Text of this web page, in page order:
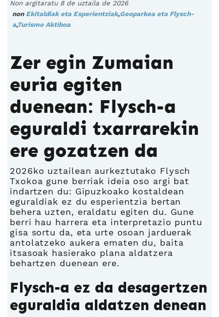
Non argitaratu 8 de uztaila de 2026
non Ekitaldiak eta Esperientziak,Geoparkea eta Flysch-
a,Turismo Aktiboa
Zer egin Zumaian
euria egiten
duenean: Flysch-a
eguraldi txarrarekin
ere gozatzen da
2026ko uztailean aurkeztutako Flysch
Txokoa gune berriak ideia oso argi bat
indartzen du: Gipuzkoako kostaldean
eguraldiak ez du esperientzia bertan
behera uzten, eraldatu egiten du. Gune
berri hau harrera eta interpretazio puntu
gisa sortu da, eta urte osoan jarduerak
antolatzeko aukera ematen du, baita
itsasoak hasierako plana aldatzera
behartzen duenean ere.
Flysch-a ez da desagertzen
eguraldia aldatzen denean